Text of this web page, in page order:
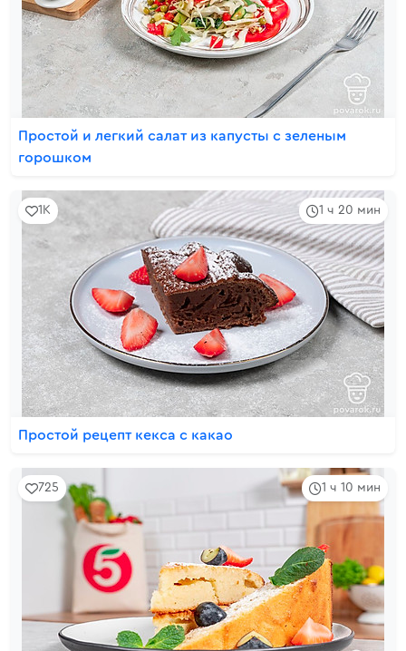
Простой и легкий салат из капусты с зеленым
горошком
1 ч 20 мин
1K
Простой рецепт кекса с какао
1 ч 10 мин
725